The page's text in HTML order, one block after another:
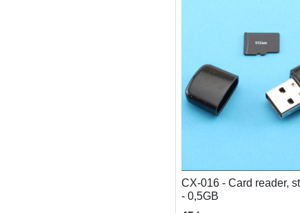
CX-016 - Card reader,
- 0,5GB